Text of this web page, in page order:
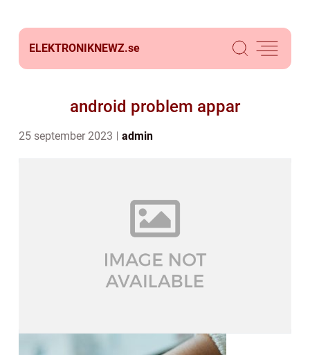
ELEKTRONIKNEWZ.se
android problem appar
25 september 2023 admin